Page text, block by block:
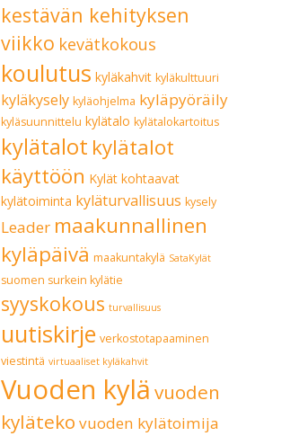
kestävän kehityksen
viikko kevätkokous
koulutus kyläkahvit kyläkulttuuri
kyläkysely kyläohjelma kyläpyöräily
kyläsuunnittelu kylätalo kylätalokartoitus
kylätalot kylätalot
käyttöön Kylät kohtaavat
kylätoiminta kyläturvallisuus kysely
Leader maakunnallinen
kyläpäivä maakuntakylä SataKylät
suomen surkein kylätie
syyskokous turvallisuus
uutiskirje verkostotapaaminen
viestintä virtuaaliset kyläkahvit
Vuoden kylä vuoden
kyläteko vuoden kylätoimija